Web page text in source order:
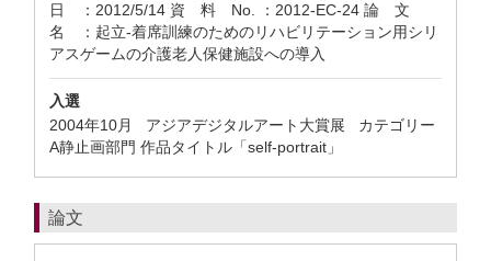
日 ：2012/5/14 資 料 No. ：2012-EC-24 論 文
名 ：起立-着席訓練のためのリハビリテーション用シリ
アスゲームの介護老人保健施設への導入
入選
2004年10月 アジアデジタルアート大賞展 カテゴリー
A静止画部門 作品タイトル「self-portrait」
論文